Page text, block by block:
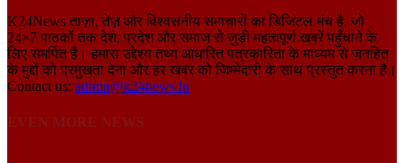
K24News ताज़ा, तेज़ और विश्वसनीय समाचारों का डिजिटल मंच है, जो
24×7 पाठकों तक देश, प्रदेश और समाज से जुड़ी महत्वपूर्ण खबरें पहुँचाने के
लिए समर्पित है। हमारा उद्देश्य तथ्य आधारित पत्रकारिता के माध्यम से जनहित
के मुद्दों को प्रमुखता देना और हर खबर को जिम्मेदारी के साथ प्रस्तुत करना है।
Contact us: admin@k24news.in